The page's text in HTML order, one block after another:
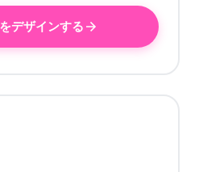
デザインする